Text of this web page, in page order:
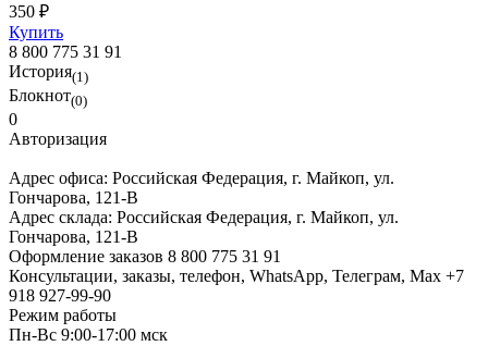
350 ₽
Купить
8 800 775 31 91
История(1)
Блокнот(0)
0
Авторизация
Адрес офиса: Российская Федерация, г. Майкоп, ул.
Гончарова, 121-В
Адрес склада: Российская Федерация, г. Майкоп, ул.
Гончарова, 121-В
Оформление заказов 8 800 775 31 91
Консультации, заказы, телефон, WhatsApp, Телеграм, Мах +7
918 927-99-90
Режим работы
Пн-Вс 9:00-17:00 мск